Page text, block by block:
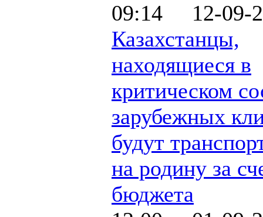
09:14 12-09-
Казахстанцы,
находящиеся в
критическом
зарубежных
будут
на родину за
бюджета